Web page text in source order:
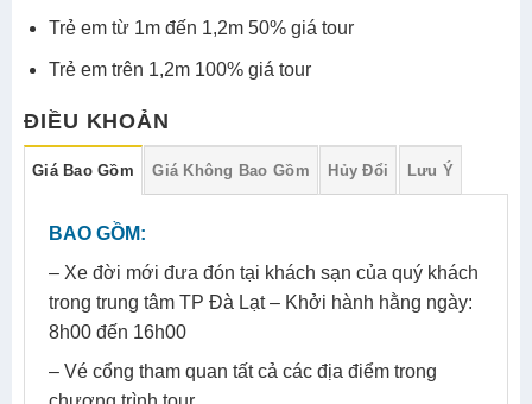
8h00 đến 16h00
– Vé cổng tham quan tất cả các địa điểm trong
– Hướng dẫn viên du lịch quốc tế chuyên nghiệp
– Nước uống 500ml/1 ngày/1 khách
– Bảo hiểm hành khách khi tham gia tour